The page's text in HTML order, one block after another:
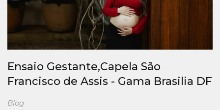
Ensaio Gestante,Capela São
Francisco de Assis - Gama Brasilia DF
Blog